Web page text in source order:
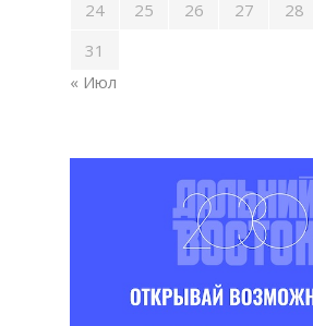
24
25 26 27 28
31
« Июл